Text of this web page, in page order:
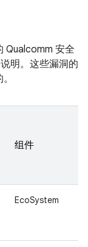
Qualcomm 安全
明。这些漏洞的
组件
EcoSystem